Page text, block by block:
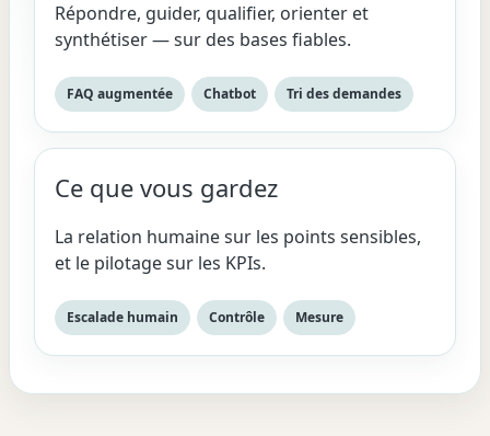
Répondre, guider, qualifier, orienter et
synthétiser — sur des bases fiables.
FAQ augmentée Chatbot Tri des demandes
Ce que vous gardez
La relation humaine sur les points sensibles,
et le pilotage sur les KPIs.
Escalade humain Contrôle Mesure